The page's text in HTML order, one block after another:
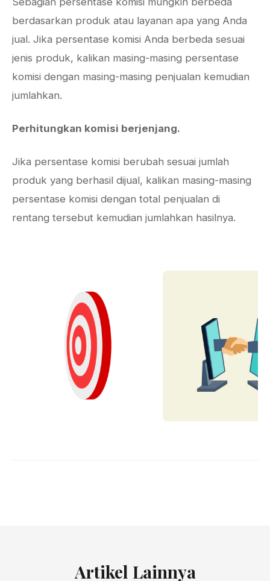
berdasarkan produk atau layanan apa yang Anda
jual. Jika persentase komisi Anda berbeda sesuai
jenis produk, kalikan masing-masing persentase
komisi dengan masing-masing penjualan kemudian
jumlahkan.
Perhitungkan komisi berjenjang.
Jika persentase komisi berubah sesuai jumlah
produk yang berhasil dijual, kalikan masing-masing
persentase komisi dengan total penjualan di
rentang tersebut kemudian jumlahkan hasilnya.
Artikel Lainnya